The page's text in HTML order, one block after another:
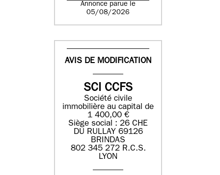
Annonce parue le
05/08/2026
AVIS DE MODIFICATION
SCI CCFS
Société civile
immobilière au capital de
1 400,00 €
Siège social : 26 CHE
DU RULLAY 69126
BRINDAS
802 345 272 R.C.S.
LYON